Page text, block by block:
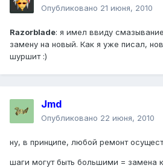
Опубликовано 21 июня, 2010
Razorblade: я имел ввиду
замену на новый. Как я уже писал,
шуршит :)
Jmd
Опубликовано 22 июня, 2010
ну, в принципе, любой ремонт
шаги могут быть большими = замена